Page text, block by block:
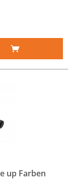
up Farben